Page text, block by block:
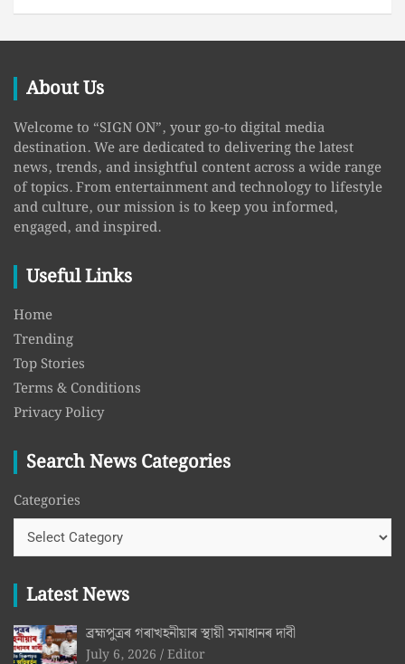
About Us
Welcome to “SIGN ON”, your go-to digital media
destination. We are dedicated to delivering the latest
news, trends, and insightful content across a wide range
of topics. From entertainment and technology to lifestyle
and culture, our mission is to keep you informed,
engaged, and inspired.
Useful Links
Home
Trending
Top Stories
Terms & Conditions
Privacy Policy
Search News Categories
Categories
Latest News
ব্ৰহ্মপুত্ৰৰ গৰাখহনীয়াৰ স্থায়ী সমাধানৰ দাবী
July 6, 2026 Editor